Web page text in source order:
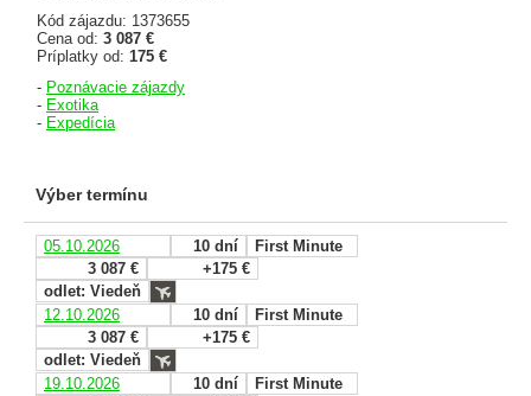
Kód zájazdu: 1373655
Cena od: 3 087 €
Príplatky od: 175 €
- Poznávacie zájazdy
- Exotika
- Expedícia
Výber termínu
05.10.2026 10 dní
First Minute
3 087 €
+175 €
odlet: Viedeň
12.10.2026
10 dní
First Minute
3 087 €
+175 €
odlet: Viedeň
19.10.2026
10 dní
First Minute